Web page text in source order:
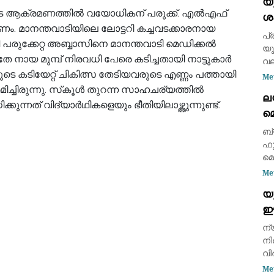
ആക്രമണത്തിൽ വയോധികന് പരുക്ക്. എൽഎഫ്
ലോട്ടറി കച്ചവടക്കാരനായ
അബ്ബാസിനെ മാനന്തവാടി മെഡിക്കൽ
മുമ്പ് നിരവധി പേരെ കടിച്ചതായി നാട്ടുകാർ
ചികിത്സ തേടിയവരുടെ എണ്ണം പത്തായി
സ്‌കൂൾ തുറന്ന സാഹചര്യത്തിൽ
വിദ്യാർഥികളെയും ഭീതിയിലാഴ്ത്തുന്നുണ്ട്.